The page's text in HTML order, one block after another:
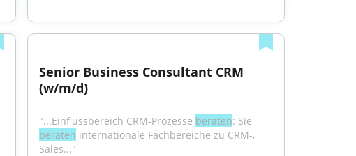
Senior Business Consultant CRM
(w/m/d)
"...Einflussbereich CRM-Prozesse beraten
beraten internationale Fach­be­reiche zu CRM-,
Sales..."